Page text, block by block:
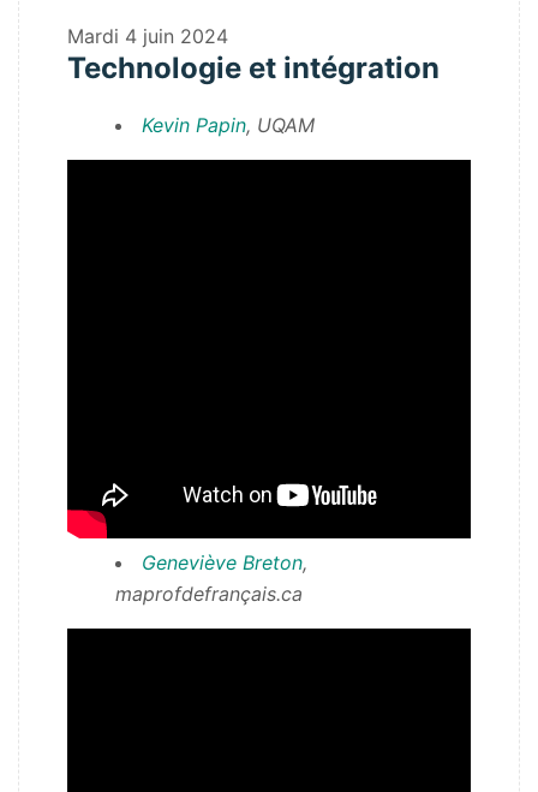
Mardi 4 juin 2024
Technologie et intégration
Kevin Papin, UQAM
Geneviève Breton,
maprofdefrançais.ca